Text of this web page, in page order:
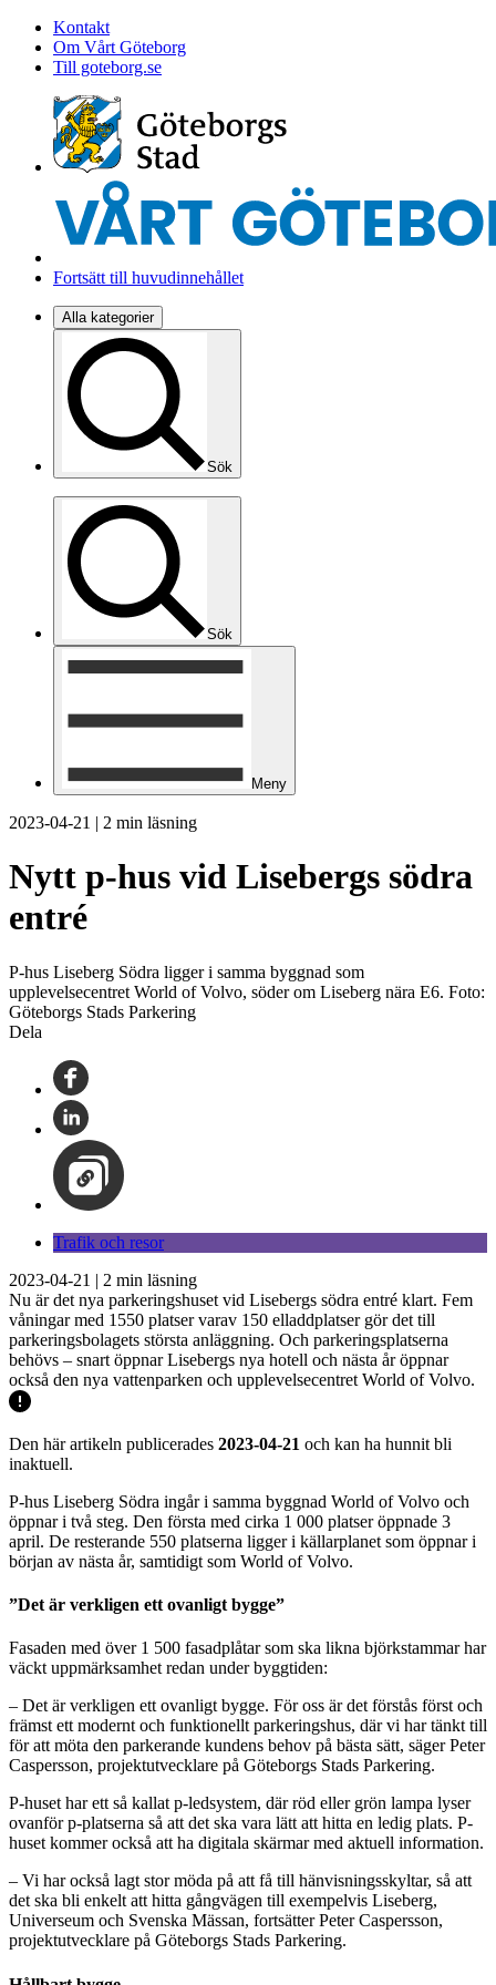
Kontakt
Om Vårt Göteborg
Till goteborg.se
Fortsätt till huvudinnehållet
Alla kategorier
Sök
Sök
Meny
2023-04-21 | 2 min läsning
Nytt p-hus vid Lisebergs södra
entré
P-hus Liseberg Södra ligger i samma byggnad som
upplevelsecentret World of Volvo, söder om Liseberg nära E6. Foto:
Göteborgs Stads Parkering
Dela
Trafik och resor
2023-04-21 | 2 min läsning
Nu är det nya parkeringshuset vid Lisebergs södra entré klart. Fem
våningar med 1550 platser varav 150 elladdplatser gör det till
parkeringsbolagets största anläggning. Och parkeringsplatserna
behövs – snart öppnar Lisebergs nya hotell och nästa år öppnar
också den nya vattenparken och upplevelsecentret World of Volvo.
Den här artikeln publicerades 2023-04-21 och kan ha hunnit bli
inaktuell.
P-hus Liseberg Södra ingår i samma byggnad World of Volvo och
öppnar i två steg. Den första med cirka 1 000 platser öppnade 3
april. De resterande 550 platserna ligger i källarplanet som öppnar i
början av nästa år, samtidigt som World of Volvo.
”Det är verkligen ett ovanligt bygge”
Fasaden med över 1 500 fasadplåtar som ska likna björkstammar har
väckt uppmärksamhet redan under byggtiden:
– Det är verkligen ett ovanligt bygge. För oss är det förstås först och
främst ett modernt och funktionellt parkeringshus, där vi har tänkt till
för att möta den parkerande kundens behov på bästa sätt, säger Peter
Caspersson, projektutvecklare på Göteborgs Stads Parkering.
P-huset har ett så kallat p-ledsystem, där röd eller grön lampa lyser
ovanför p-platserna så att det ska vara lätt att hitta en ledig plats. P-
huset kommer också att ha digitala skärmar med aktuell information.
– Vi har också lagt stor möda på att få till hänvisningsskyltar, så att
det ska bli enkelt att hitta gångvägen till exempelvis Liseberg,
Universeum och Svenska Mässan, fortsätter Peter Caspersson,
projektutvecklare på Göteborgs Stads Parkering.